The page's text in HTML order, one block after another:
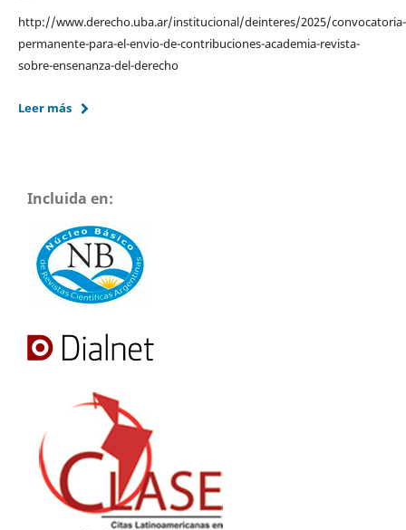
http://www.derecho.uba.ar/institucional/deinteres/2025/convocatoria-
permanente-para-el-envio-de-contribuciones-academia-revista-
sobre-ensenanza-del-derecho
Leer más
Incluida en: